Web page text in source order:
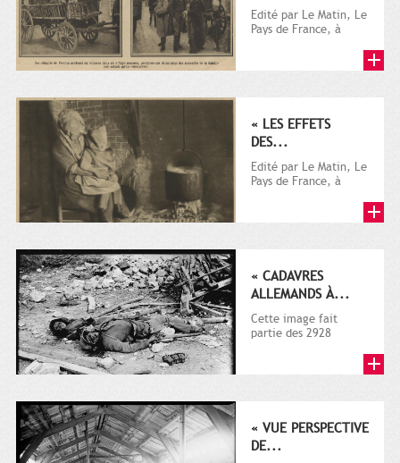
Edité par Le Matin, Le
Pays de France, à
touristique,...
« LES EFFETS
DES...
Edité par Le Matin, Le
Pays de France, à
« CADAVRES
ALLEMANDS À...
Cette image fait
partie des 2928
« VUE PERSPECTIVE
DE...